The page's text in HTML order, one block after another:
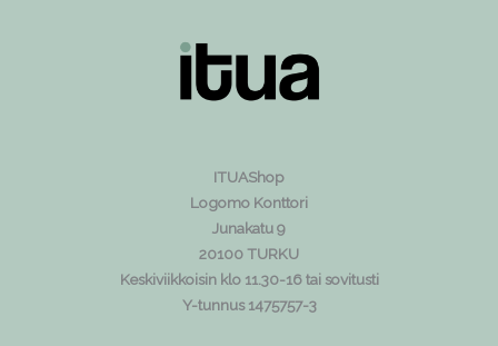
ITUAShop
Logomo Konttori
Junakatu 9
20100 TURKU
Keskiviikkoisin klo 11.30-16 tai sovitusti
Y-tunnus 1475757-3